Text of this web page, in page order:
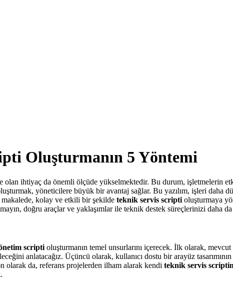
Oluşturmanın 5 Yöntemi
olan ihtiyaç da önemli ölçüde yükselmektedir. Bu durum, işletmelerin
yöneticilere büyük bir avantaj sağlar. Bu yazılım, işleri daha
kolay ve etkili bir şekilde teknik servis scripti oluşturmaya
doğru araçlar ve yaklaşımlar ile teknik destek süreçlerinizi daha
scripti oluşturmanın temel unsurlarını içerecek. İlk olarak,
anlatacağız. Üçüncü olarak, kullanıcı dostu bir arayüz
olarak da, referans projelerden ilham alarak kendi teknik servis